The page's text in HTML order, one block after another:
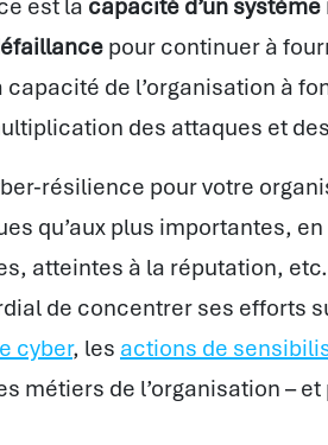
est la capacité d’un
pour continuer à
capacité de l’organisation à
des attaques et
résilience pour votre
qu’aux plus importantes, en
atteintes à la réputation,
de concentrer ses efforts
cyber, les actions de
métiers de l’organisation –